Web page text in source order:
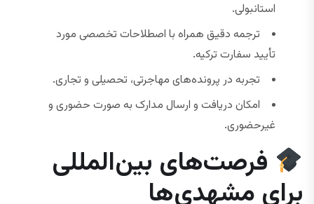
استانبولی.
ترجمه دقیق همراه با اصطلاحات تخصصی مورد
تأیید سفارت ترکیه.
تجربه در پرونده‌های مهاجرتی، تحصیلی و تجاری.
امکان دریافت و ارسال مدارک به صورت حضوری و
غیرحضوری.
فرصت‌های بین‌المللی
برای مشهدی‌ها